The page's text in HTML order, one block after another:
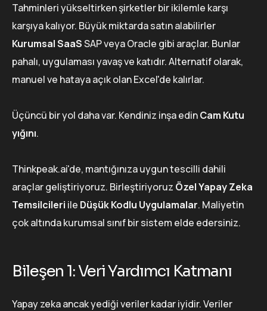
Tahminleri yükseltirken şirketler bir ikilemle karşı
karşıya kalıyor. Büyük miktarda satın alabilirler
Kurumsal SaaSSAP veya Oracle gibi araçlar. Bunlar
pahalı, uygulaması yavaş ve katıdır. Alternatif olarak,
manuel ve hataya açık olan Excel'de kalırlar.
Üçüncü bir yol daha var. Kendiniz inşa edinCam Kutu
yığını.
Thinkpeak.ai'de, mantığınıza uygun tescilli dahili
araçlar geliştiriyoruz. Birleştiriyoruz Özel Yapay Zeka
Temsilcileri ile Düşük Kodlu Uygulamalar. Maliyetin
çok altında kurumsal sınıf bir sistem elde edersiniz.
Bileşen 1: Veri Yardımcı Katmanı
Yapay zeka ancak yediği veriler kadar iyidir. Veriler